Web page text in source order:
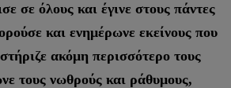
σε όλους και έγινε στους πάντες
και ενημέρωνε εκείνους που
ακόμη περισσότερο τους
τους νωθρούς και ράθυμους,